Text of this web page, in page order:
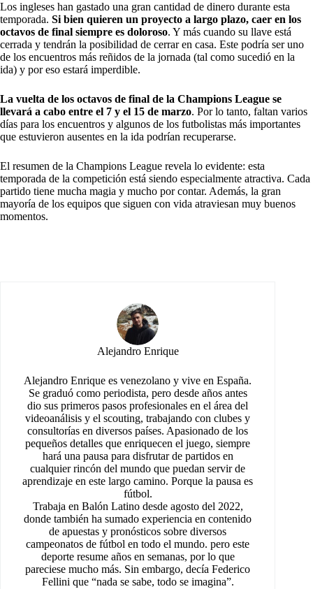
Los ingleses han gastado una gran cantidad de dinero durante esta
temporada. Si bien quieren un proyecto a largo plazo, caer en los
octavos de final siempre es doloroso. Y más cuando su llave está
cerrada y tendrán la posibilidad de cerrar en casa. Este podría ser uno
de los encuentros más reñidos de la jornada (tal como sucedió en la
ida) y por eso estará imperdible.
La vuelta de los octavos de final de la Champions League se
llevará a cabo entre el 7 y el 15 de marzo. Por lo tanto, faltan varios
días para los encuentros y algunos de los futbolistas más importantes
que estuvieron ausentes en la ida podrían recuperarse.
El resumen de la Champions League revela lo evidente: esta
temporada de la competición está siendo especialmente atractiva. Cada
partido tiene mucha magia y mucho por contar. Además, la gran
mayoría de los equipos que siguen con vida atraviesan muy buenos
momentos.
Alejandro Enrique
Alejandro Enrique es venezolano y vive en España.
Se graduó como periodista, pero desde años antes
dio sus primeros pasos profesionales en el área del
videoanálisis y el scouting, trabajando con clubes y
consultorías en diversos países. Apasionado de los
pequeños detalles que enriquecen el juego, siempre
hará una pausa para disfrutar de partidos en
cualquier rincón del mundo que puedan servir de
aprendizaje en este largo camino. Porque la pausa es
fútbol.
Trabaja en Balón Latino desde agosto del 2022,
donde también ha sumado experiencia en contenido
de apuestas y pronósticos sobre diversos
campeonatos de fútbol en todo el mundo. pero este
deporte resume años en semanas, por lo que
pareciese mucho más. Sin embargo, decía Federico
Fellini que “nada se sabe, todo se imagina”.